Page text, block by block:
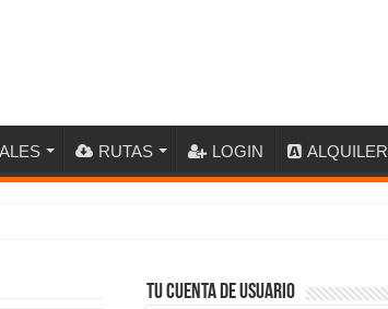
RUTAS LOGIN ALQUILER
Tu cuenta de usuario